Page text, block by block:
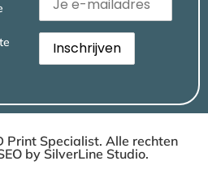
Specialist. Alle rechten
by SilverLine Studio.